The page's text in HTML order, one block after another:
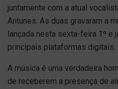
juntamente com a atual
Antunes. As duas gravaram a
lançada nesta sexta-feira 1º e
principais plataformas digitais.
A música é uma verdadeira
de receberem a presença de